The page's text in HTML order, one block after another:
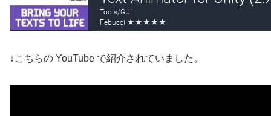
↓こちらの YouTube で紹介されていました。